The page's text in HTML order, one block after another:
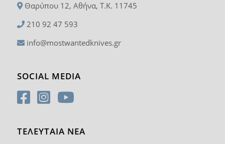
Θαρύπου 12, Αθήνα, T.K. 11745
210 92 47 593
info@mostwantedknives.gr
SOCIAL MEDIA
ΤΕΛΕΥΤΑΙΑ ΝΕΑ